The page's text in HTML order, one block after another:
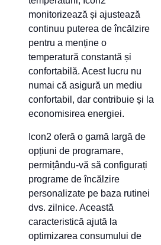
monitorizează și ajustează
continuu puterea de încălzire
pentru a menține o
temperatură constantă și
confortabilă. Acest lucru nu
numai că asigură un mediu
confortabil, dar contribuie și la
economisirea energiei.
Icon2 oferă o gamă largă de
opțiuni de programare,
permițându-vă să configurați
programe de încălzire
personalizate pe baza rutinei
dvs. zilnice. Această
caracteristică ajută la
optimizarea consumului de